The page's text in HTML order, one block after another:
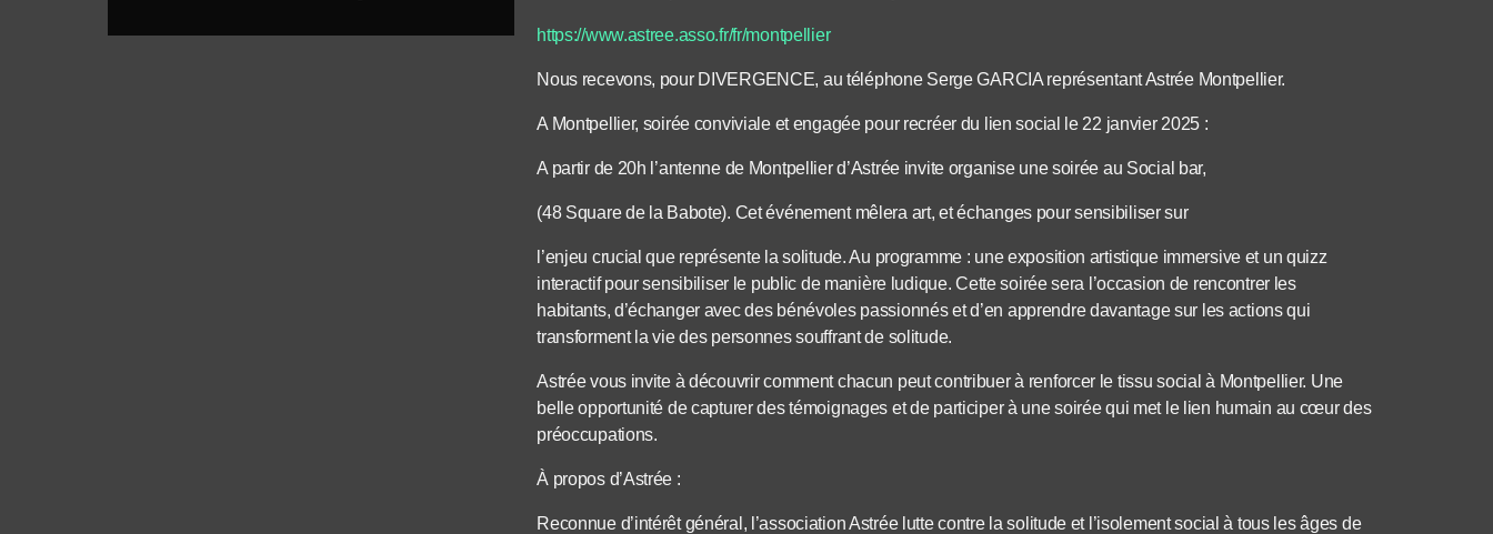
https://www.astree.asso.fr/fr/montpellier
Nous recevons, pour DIVERGENCE, au téléphone Serge GARCIA représentant Astrée Montpellier.
A Montpellier, soirée conviviale et engagée pour recréer du lien social le 22 janvier 2025 :
A partir de 20h l’antenne de Montpellier d’Astrée invite organise une soirée au Social bar,
(48 Square de la Babote). Cet événement mêlera art, et échanges pour sensibiliser sur
l’enjeu crucial que représente la solitude. Au programme : une exposition artistique immersive et un quizz
interactif pour sensibiliser le public de manière ludique. Cette soirée sera l’occasion de rencontrer les
habitants, d’échanger avec des bénévoles passionnés et d’en apprendre davantage sur les actions qui
transforment la vie des personnes souffrant de solitude.
Astrée vous invite à découvrir comment chacun peut contribuer à renforcer le tissu social à Montpellier. Une
belle opportunité de capturer des témoignages et de participer à une soirée qui met le lien humain au cœur des
préoccupations.
À propos d’Astrée :
Reconnue d’intérêt général, l’association Astrée lutte contre la solitude et l’isolement social à tous les âges de